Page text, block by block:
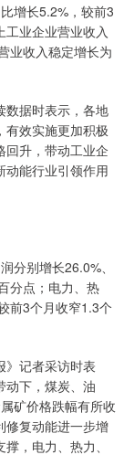
增长5.2%，较前3
业企业营业收入
业收入稳定增长为
数据时表示，各地
有效实施更加积极
回升，带动工业企
动能行业引领作用
分别增长26.0%、
分点；电力、热
前3个月收窄1.3个
》记者采访时表
动下，煤炭、油
矿价格跌幅有所收
修复动能进一步增
，电力、热力、